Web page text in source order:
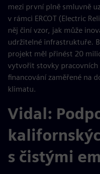
mezi první plně smluvně
v rámci ERCOT (Electric
něj činí vzor, ​​jak může
udržitelné infrastruktuře.
projekt měl přinést 20
vytvořit stovky
financování zaměřené na
klimatu.
Vidal:
s čistými